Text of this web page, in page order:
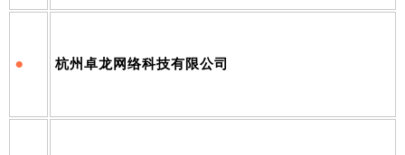
• 杭州卓龙网络科技有限公司